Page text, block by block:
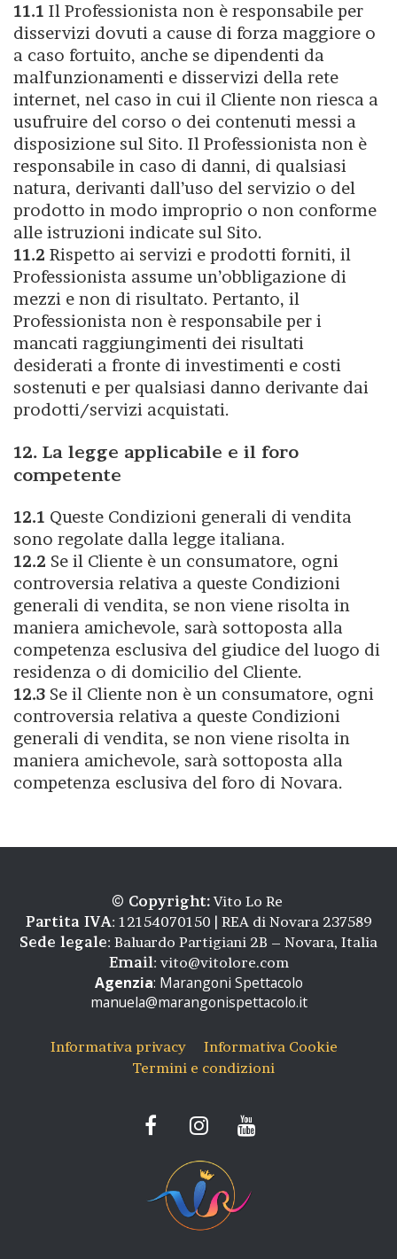
11.1 Il Professionista non è responsabile per
disservizi dovuti a cause di forza maggiore o
a caso fortuito, anche se dipendenti da
malfunzionamenti e disservizi della rete
internet, nel caso in cui il Cliente non riesca a
usufruire del corso o dei contenuti messi a
disposizione sul Sito. Il Professionista non è
responsabile in caso di danni, di qualsiasi
natura, derivanti dall’uso del servizio o del
prodotto in modo improprio o non conforme
alle istruzioni indicate sul Sito.
11.2 Rispetto ai servizi e prodotti forniti, il
Professionista assume un’obbligazione di
mezzi e non di risultato. Pertanto, il
Professionista non è responsabile per i
mancati raggiungimenti dei risultati
desiderati a fronte di investimenti e costi
sostenuti e per qualsiasi danno derivante dai
prodotti/servizi acquistati.
12. La legge applicabile e il foro
competente
12.1 Queste Condizioni generali di vendita
sono regolate dalla legge italiana.
12.2 Se il Cliente è un consumatore, ogni
controversia relativa a queste Condizioni
generali di vendita, se non viene risolta in
maniera amichevole, sarà sottoposta alla
competenza esclusiva del giudice del luogo di
residenza o di domicilio del Cliente.
12.3 Se il Cliente non è un consumatore, ogni
controversia relativa a queste Condizioni
generali di vendita, se non viene risolta in
maniera amichevole, sarà sottoposta alla
competenza esclusiva del foro di Novara.
© Copyright:Vito Lo Re
Partita IVA: 12154070150 | REA di Novara 237589
Sede legale: Baluardo Partigiani 2B – Novara, Italia
Email: vito@vitolore.com
Agenzia: Marangoni Spettacolo
manuela@marangonispettacolo.it
Informativa privacy
Informativa Cookie
Termini e condizioni